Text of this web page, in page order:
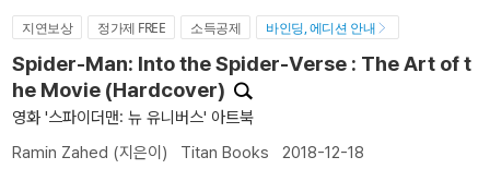
지연보상 정가제 FREE 소득공제 바인딩, 에디션 안내
Spider-Man: Into the Spider-Verse : The Art of t
he Movie (Hardcover)
영화 '스파이더맨: 뉴 유니버스' 아트북
Ramin Zahed (지은이) Titan Books 2018-12-18